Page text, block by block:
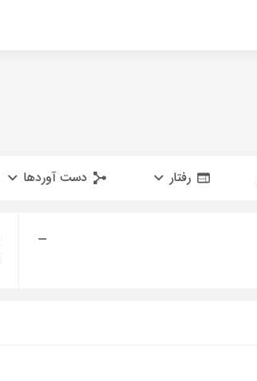
رفتار دست آوردها
—